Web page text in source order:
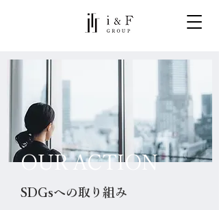
OUR ACTION
SDGsへの取り組み